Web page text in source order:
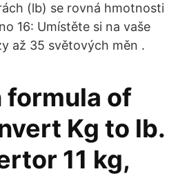
(lb) se rovná hmotnosti
16: Umístěte si na vaše
až 35 světových měn .
formula of
Kg to lb.
11 kg,